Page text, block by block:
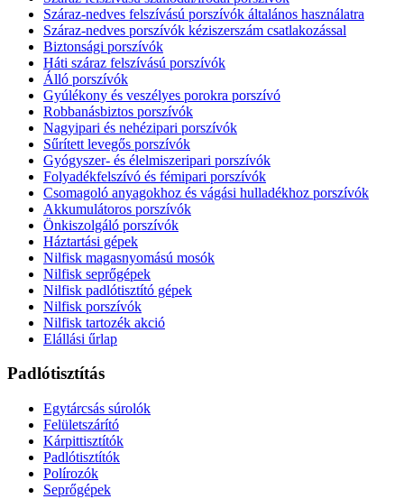
Száraz-nedves felszívású porszívók általános használatra
Száraz-nedves porszívók kéziszerszám csatlakozással
Biztonsági porszívók
Háti száraz felszívású porszívók
Álló porszívók
Gyúlékony és veszélyes porokra porszívó
Robbanásbiztos porszívók
Nagyipari és nehézipari porszívók
Sűrített levegős porszívók
Gyógyszer- és élelmiszeripari porszívók
Folyadékfelszívó és fémipari porszívók
Csomagoló anyagokhoz és vágási hulladékhoz porszívók
Akkumulátoros porszívók
Önkiszolgáló porszívók
Háztartási gépek
Nilfisk magasnyomású mosók
Nilfisk seprőgépek
Nilfisk padlótisztító gépek
Nilfisk porszívók
Nilfisk tartozék akció
Elállási űrlap
Padlótisztítás
Egytárcsás súrolók
Felületszárító
Kárpittisztítók
Padlótisztítók
Polírozók
Seprőgépek